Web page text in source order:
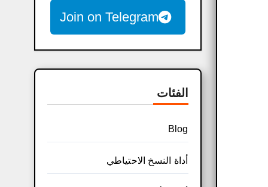
Join on Telegram
الفئات
Blog
أداة النسخ الاحتياطي